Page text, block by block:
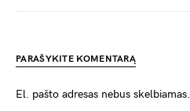
PARAŠYKITE KOMENTARĄ
El. pašto adresas nebus skelbiamas.